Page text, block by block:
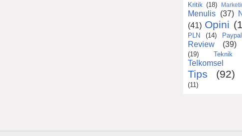
Kritik (18)
Menulis (37)
(41) Opini
PLN (14) Paypal
Review (39)
(19)
Teknik
Telkomsel
Tips (92)
(11)